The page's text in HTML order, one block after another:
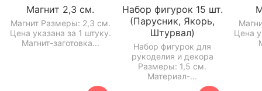
Магнит 2,3 см.
Магнит Размеры: 2,3 см.
Цена указана за 1 штуку.
Магнит-заготовка...
Набор фигурок 15 шт.
(Парусник, Якорь,
Штурвал)
Набор фигурок для
рукоделия и декора
Размеры: 1,5 см.
Материал-...
Цена